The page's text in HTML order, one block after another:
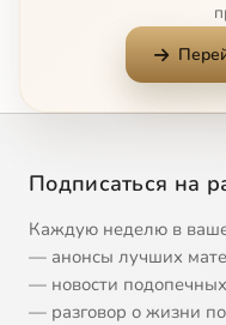
Александр
Икона
14 Икона
Подписаться на
Каждую неделю в
— анонсы лучших
— новости
— разговор о жизни